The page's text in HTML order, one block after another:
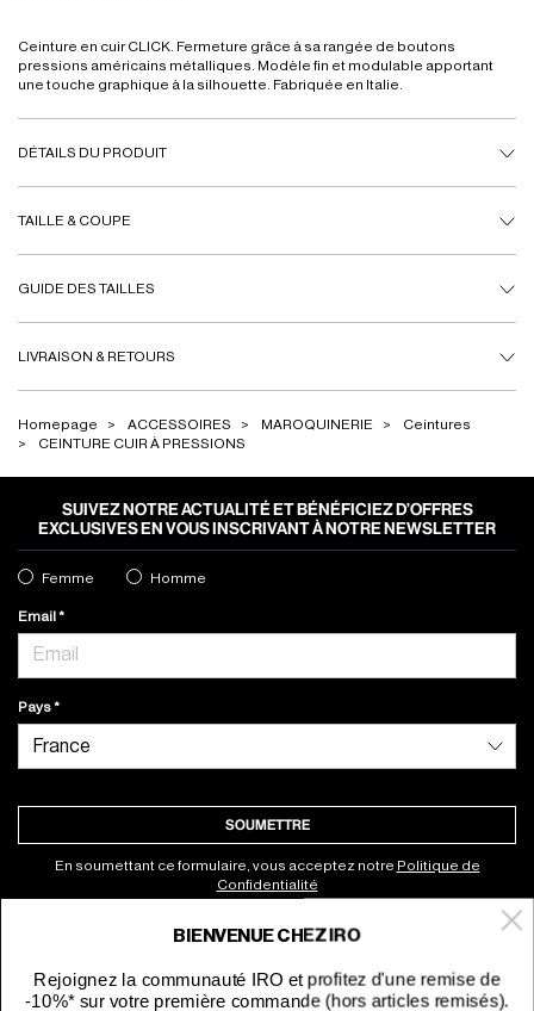
Ceinture en cuir CLICK. Fermeture grâce à sa rangée de boutons
pressions américains métalliques. Modèle fin et modulable apportant
une touche graphique à la silhouette. Fabriquée en Italie.
DÉTAILS DU PRODUIT
TAILLE & COUPE
GUIDE DES TAILLES
LIVRAISON & RETOURS
Homepage ACCESSOIRES MAROQUINERIE
Ceintures
CEINTURE CUIR À PRESSIONS
SUIVEZ NOTRE ACTUALITÉ ET BÉNÉFICIEZ D’OFFRES
EXCLUSIVES EN VOUS INSCRIVANT À NOTRE NEWSLETTER
Femme Homme
Email
Pays
SOUMETTRE
En soumettant ce formulaire, vous acceptez notre Politique de
Confidentialité
BIENVENUE CHEZ IRO
Rejoignez la communauté IRO et profitez d'une remise de
-10%* sur votre première commande (hors articles remisés).